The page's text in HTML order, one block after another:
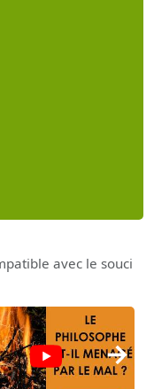
avec le souci
→